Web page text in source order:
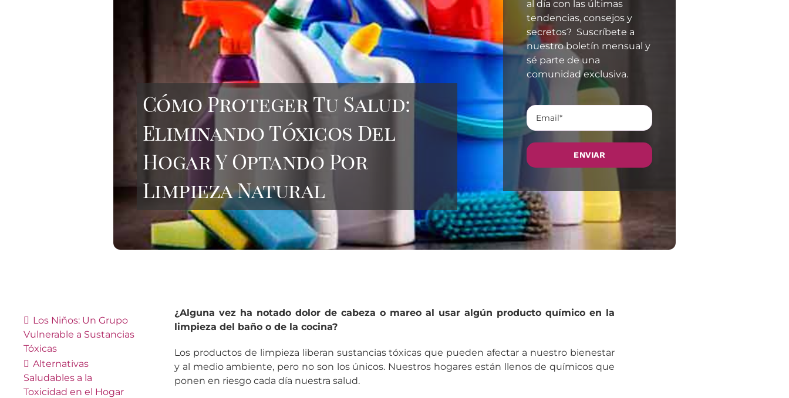
Cómo Proteger Tu Salud:
Eliminando Tóxicos Del
Hogar Y Optando Por
Limpieza Natural
al día con las últimas
tendencias, consejos y
secretos? Suscríbete a
nuestro boletín mensual y
sé parte de una
comunidad exclusiva.
Los Niños: Un Grupo
Vulnerable a Sustancias
Tóxicas
Alternativas
Saludables a la
Toxicidad en el Hogar
¿Alguna vez ha notado dolor de cabeza o mareo al usar algún producto químico en la
limpieza del baño o de la cocina?
Los productos de limpieza liberan sustancias tóxicas que pueden afectar a nuestro bienestar
y al medio ambiente, pero no son los únicos. Nuestros hogares están llenos de químicos que
ponen en riesgo cada día nuestra salud.